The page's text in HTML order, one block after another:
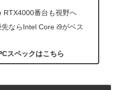
RTX4000番台も視野へ
ならIntel Core i9がベス
スペックはこちら